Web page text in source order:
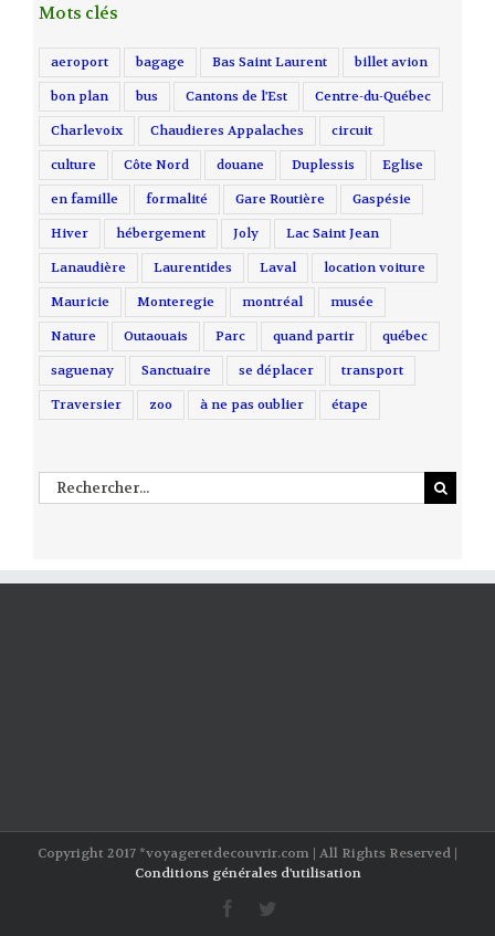
Mots clés
aeroport bagage Bas Saint Laurent billet avion
bon plan bus Cantons de l'Est Centre-du-Québec
Charlevoix Chaudieres Appalaches circuit
culture Côte Nord douane Duplessis Eglise
en famille formalité Gare Routière Gaspésie
Hiver hébergement Joly Lac Saint Jean
Lanaudière Laurentides Laval location voiture
Mauricie Monteregie montréal musée
Nature Outaouais Parc quand partir québec
saguenay Sanctuaire se déplacer transport
Traversier zoo à ne pas oublier étape
Rechercher
Copyright 2017 *voyageretdecouvrir.com | All Rights Reserved |
Conditions générales d'utilisation
facebook